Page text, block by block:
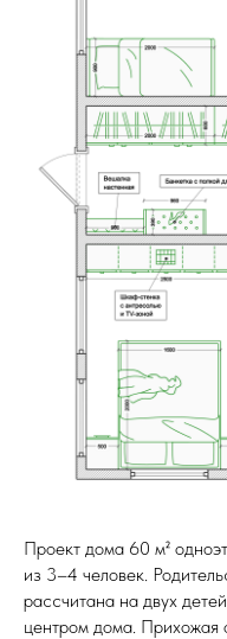
Проект дома 60 м²
из 3–4 человек.
рассчитана на двух
центром дома. Прихожая